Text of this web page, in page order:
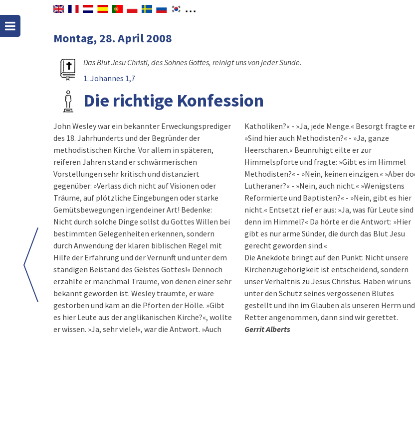
Montag, 28. April 2008
Das Blut Jesu Christi, des Sohnes Gottes, reinigt uns von jeder Sünde.
1. Johannes 1,7
Die richtige Konfession
John Wesley war ein bekannter Erweckungsprediger
des 18. Jahrhunderts und der Begründer der
methodistischen Kirche. Vor allem in späteren,
reiferen Jahren stand er schwärmerischen
Vorstellungen sehr kritisch und distanziert
gegenüber: »Verlass dich nicht auf Visionen oder
Träume, auf plötzliche Eingebungen oder starke
Gemütsbewegungen irgendeiner Art! Bedenke:
Nicht durch solche Dinge sollst du Gottes Willen bei
bestimmten Gelegenheiten erkennen, sondern
durch Anwendung der klaren biblischen Regel mit
Hilfe der Erfahrung und der Vernunft und unter dem
ständigen Beistand des Geistes Gottes!« Dennoch
erzählte er manchmal Träume, von denen einer sehr
bekannt geworden ist. Wesley träumte, er wäre
gestorben und kam an die Pforten der Hölle. »Gibt
es hier Leute aus der anglikanischen Kirche?«, wollte
er wissen. »Ja, sehr viele!«, war die Antwort. »Auch
Katholiken?« - »Ja, jede Menge.« Besorgt fragte er:
»Sind hier auch Methodisten?« - »Ja, ganze
Heerscharen.« Beunruhigt eilte er zur
Himmelspforte und fragte: »Gibt es im Himmel
Methodisten?« - »Nein, keinen einzigen.« »Aber doch
Lutheraner?« - »Nein, auch nicht.« »Wenigstens
Reformierte und Baptisten?« - »Nein, gibt es hier
nicht.« Entsetzt rief er aus: »Ja, was für Leute sind
denn im Himmel?« Da hörte er die Antwort: »Hier
gibt es nur arme Sünder, die durch das Blut Jesu
gerecht geworden sind.«
Die Anekdote bringt auf den Punkt: Nicht unsere
Kirchenzugehörigkeit ist entscheidend, sondern
unser Verhältnis zu Jesus Christus. Haben wir uns
unter den Schutz seines vergossenen Blutes
gestellt und ihn im Glauben als unseren Herrn und
Retter angenommen, dann sind wir gerettet.
Gerrit Alberts